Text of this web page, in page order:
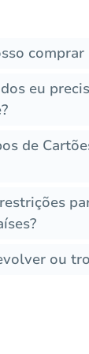
eu
de
ou